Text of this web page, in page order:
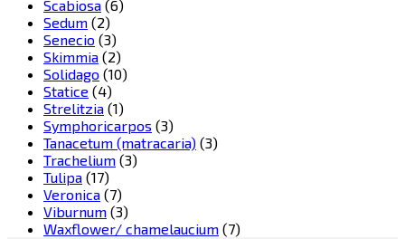
Scabiosa (6)
Sedum (2)
Senecio (3)
Skimmia (2)
Solidago (10)
Statice (4)
Strelitzia (1)
Symphoricarpos (3)
Tanacetum (matracaria) (3)
Trachelium (3)
Tulipa (17)
Veronica (7)
Viburnum (3)
Waxflower/ chamelaucium (7)